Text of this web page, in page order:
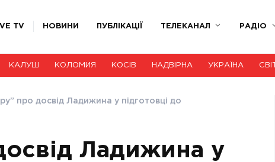
TV НОВИНИ ПУБЛІКАЦІЇ ТЕЛЕКАНАЛ РАДІО
КАЛУШ КОЛОМИЯ КОСІВ НАДВІРНА УКРАЇНА СВІТ
про досвід Ладижина у підготовці до
Ладижина у